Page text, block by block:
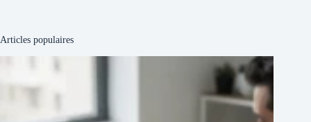
Articles populaires